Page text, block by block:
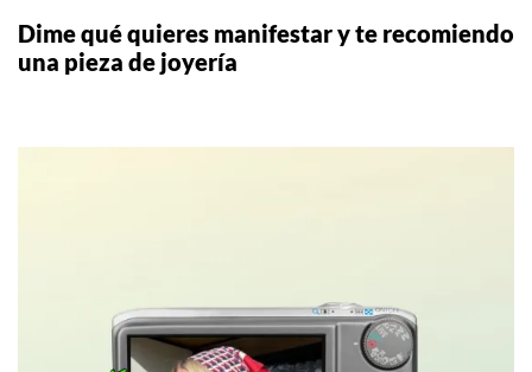
Dime qué quieres manifestar y te recomiendo
una pieza de joyería